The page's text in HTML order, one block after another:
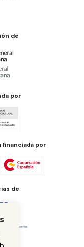
de
por
financiada por
de